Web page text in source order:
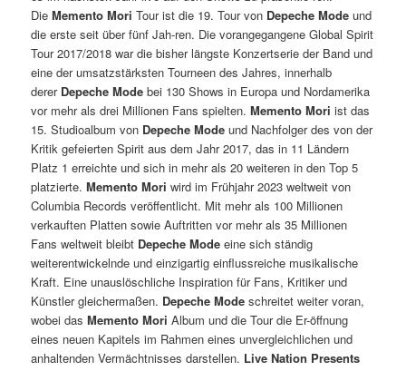
DieMemento Mori Tour ist die 19. Tour von Depeche Mode und
die erste seit über fünf Jah-ren. Die vorangegangene Global Spirit
Tour 2017/2018 war die bisher längste Konzertserie der Band und
eine der umsatzstärksten Tourneen des Jahres, innerhalb
derer Depeche Mode bei 130 Shows in Europa und Nordamerika
vor mehr als drei Millionen Fans spielten.Memento Mori ist das
15. Studioalbum von Depeche Mode und Nachfolger des von der
Kritik gefeierten Spirit aus dem Jahr 2017, das in 11 Ländern
Platz 1 erreichte und sich in mehr als 20 weiteren in den Top 5
platzierte.Memento Mori wird im Frühjahr 2023 weltweit von
Columbia Records veröffentlicht. Mit mehr als 100 Millionen
verkauften Platten sowie Auftritten vor mehr als 35 Millionen
Fans weltweit bleibt Depeche Mode eine sich ständig
weiterentwickelnde und einzigartig einflussreiche musikalische
Kraft. Eine unauslöschliche Inspiration für Fans, Kritiker und
Künstler gleichermaßen. Depeche Mode schreitet weiter voran,
wobei dasMemento Mori Album und die Tour die Er-öffnung
eines neuen Kapitels im Rahmen eines unvergleichlichen und
anhaltenden Vermächtnisses darstellen. Live Nation Presents